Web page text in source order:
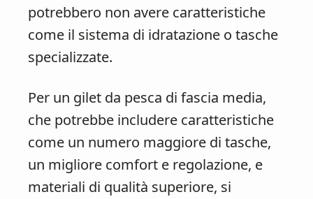
potrebbero non avere caratteristiche
come il sistema di idratazione o tasche
specializzate.
Per un gilet da pesca di fascia media,
che potrebbe includere caratteristiche
come un numero maggiore di tasche,
un migliore comfort e regolazione, e
materiali di qualità superiore, si